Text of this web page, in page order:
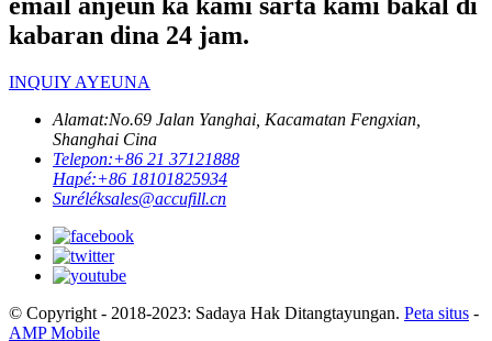
kabaran dina 24 jam.
INQUIY AYEUNA
Alamat:No.69 Jalan Yanghai, Kacamatan Fengxian,
Shanghai Cina
Telepon:+86 21 37121888
Hapé:+86 18101825934
Suréléksales@accufill.cn
© Copyright - 2018-2023: Sadaya Hak Ditangtayungan. Peta situs -
AMP Mobile